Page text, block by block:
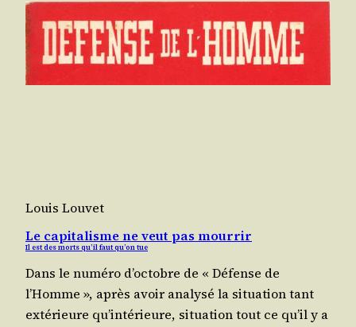
Louis Louvet
Le capitalisme ne veut pas mourrir
Il est des morts qu’il faut qu’on tue
Dans le numé­ro d’oc­tobre de « Défense de
l’Homme », après avoir ana­ly­sé la situa­tion tant
exté­rieure qu’in­té­rieure, situa­tion tout ce qu’il y a